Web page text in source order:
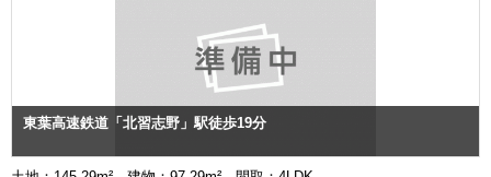
東葉高速鉄道「北習志野」駅徒歩19分